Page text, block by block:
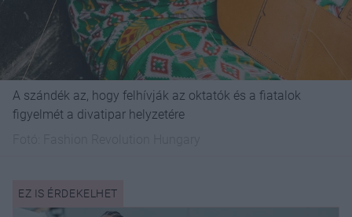
A szándék az, hogy felhívják az oktatók és a fiatalok
figyelmét a divatipar helyzetére